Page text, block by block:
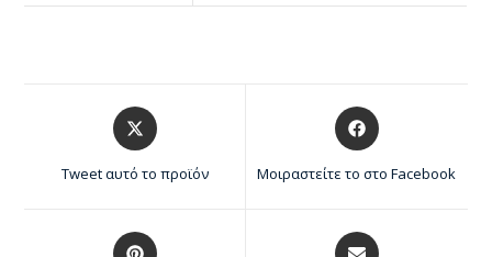
Tweet αυτό το προϊόν Μοιραστείτε το στο Facebook